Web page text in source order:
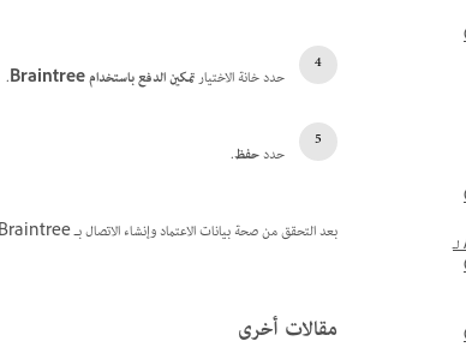
نظرة عامة على تثبيت Acrobat لـ
حدد خانة الاختيارتمكين الدفع باستخدام Braintree .
حددحفظ.
بعد التحقق من صحة بيانات الاعتماد وإنشاء الاتصال بـ Braintree، سيتم عرض علامة
مقالات أخرى